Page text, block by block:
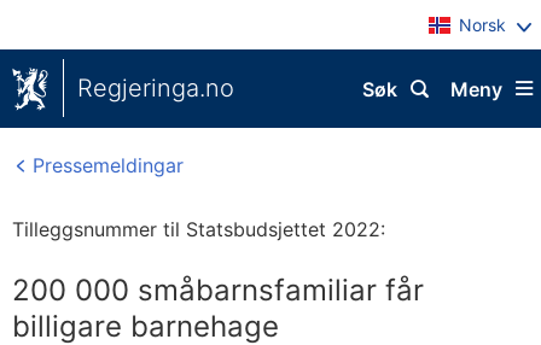
Norsk
Regjeringa.no Meny
Søk
Pressemeldingar
Tilleggsnummer til Statsbudsjettet 2022:
200 000 småbarnsfamiliar får
billigare barnehage